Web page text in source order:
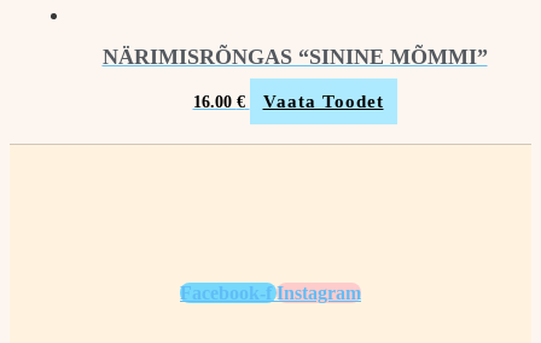
NÄRIMISRÕNGAS “SININE MÕMMI”
16.00 € Vaata Toodet
Facebook-f Instagram